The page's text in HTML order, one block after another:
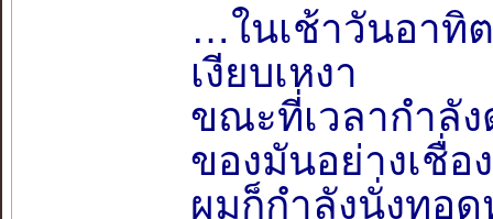
…ในเช้าวันอาทิ
เงียบเหงา
ขณะที่เวลากำลั
ของมันอย่างเชื่อ
ผมก็กำลังนั่งทอ